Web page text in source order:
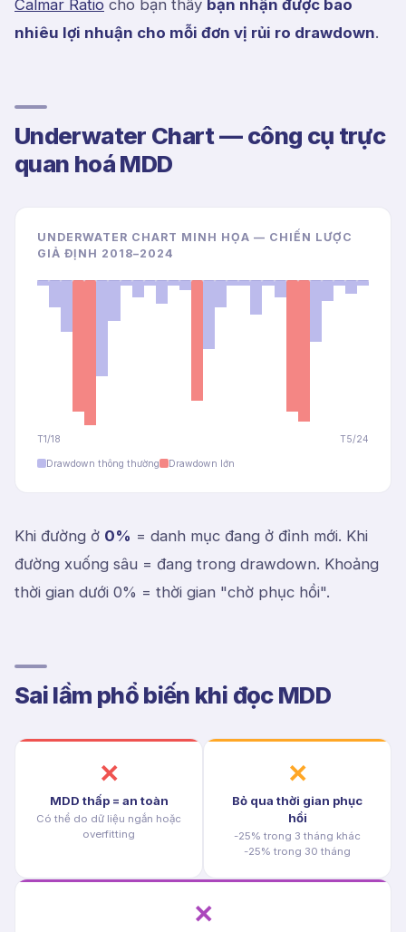
Calmar Ratio cho bạn thấy bạn nhận được bao
nhiêu lợi nhuận cho mỗi đơn vị rủi ro drawdown.
Underwater Chart — công cụ trực
quan hoá MDD
UNDERWATER CHART MINH HỌA — CHIẾN LƯỢC
GIẢ ĐỊNH 2018–2024
T1/18 T5/24
Drawdown thông thường Drawdown lớn
Khi đường ở 0% = danh mục đang ở đỉnh mới. Khi
đường xuống sâu = đang trong drawdown. Khoảng
thời gian dưới 0% = thời gian "chờ phục hồi".
Sai lầm phổ biến khi đọc MDD
✗
MDD thấp = an toàn
Có thể do dữ liệu ngắn hoặc
overfitting
✗
Bỏ qua thời gian phục
hồi
-25% trong 3 tháng khác
-25% trong 30 tháng
✗